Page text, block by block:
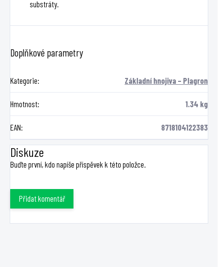
substráty.
Doplňkové parametry
Kategorie: Základní hnojiva – Plagron
Hmotnost: 1.34 kg
EAN: 8718104122383
Diskuze
Buďte první, kdo napíše příspěvek k této položce.
Přidat komentář